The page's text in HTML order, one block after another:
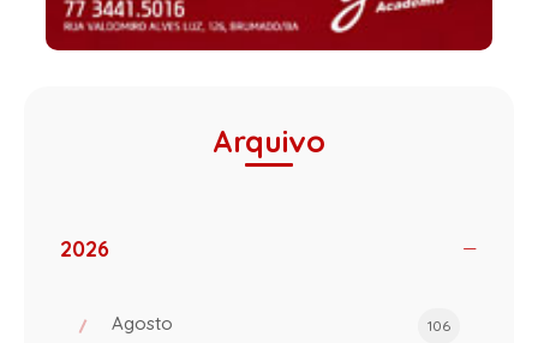
Arquivo
2026
Agosto 106